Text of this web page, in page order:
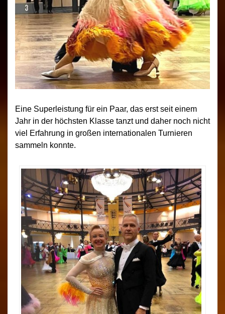
Eine Superleistung für ein Paar, das erst seit einem
Jahr in der höchsten Klasse tanzt und daher noch nicht
viel Erfahrung in großen internationalen Turnieren
sammeln konnte.